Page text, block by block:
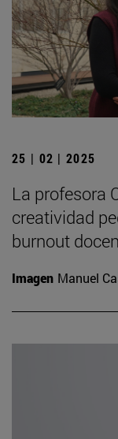
25 | 02 | 2025
La profesora
creatividad
burnout
Imagen Manuel